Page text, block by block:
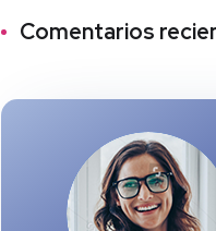
Comentarios